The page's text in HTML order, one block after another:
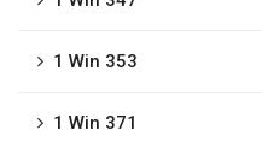
1 Win 353
1 Win 371